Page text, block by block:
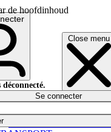
de hoofdinhoud
Close menu
déconnecté.
Se connecter